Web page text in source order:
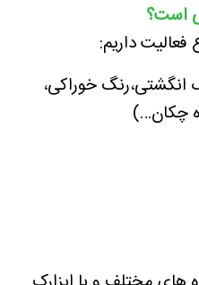
است؟
داریم:
انگشتی،رنگ خوراکی،
چکان…)